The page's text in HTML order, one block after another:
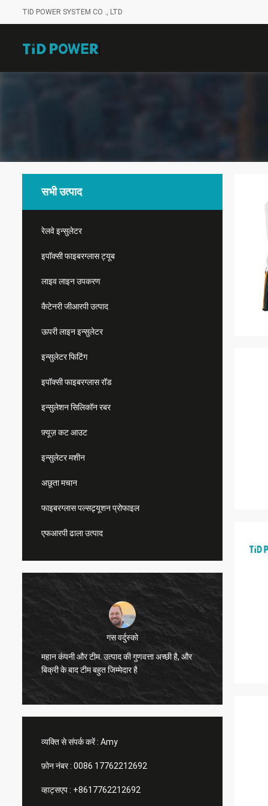
TID POWER SYSTEM CO ., LTD
सभी उत्पाद
रेलवे इन्सुलेटर
इपॉक्सी फाइबरग्लास ट्यूब
लाइव लाइन उपकरण
कैटेनरी जीआरपी उत्पाद
ऊपरी लाइन इन्सुलेटर
इन्सुलेटर फिटिंग
इपॉक्सी फाइबरग्लास रॉड
इन्सुलेशन सिलिकॉन रबर
फ़्यूज़ कट आउट
इन्सुलेटर मशीन
अछूता मचान
फाइबरग्लास पल्सट्र्यूशन प्रोफाइल
एफआरपी ढाला उत्पाद
गस वर्दुस्को
महान कंपनी और टीम. उत्पाद की गुणवत्ता अच्छी है, और
बिक्री के बाद टीम बहुत जिम्मेदार है
व्यक्ति से संपर्क करें : Amy
फ़ोन नंबर : 0086 17762212692
व्हाट्सएप : +8617762212692